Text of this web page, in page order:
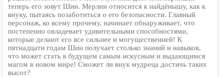
теперь его зовут Шин. Мерлин относится к найдёнышу, как к
внуку, пытаясь позаботиться о его безопасности. Главный
персонаж, ко всему прочему, начинает обнаруживает, что
постепенно овладевает удивительными способностями,
которые делают его все сильнее и могущественней! К
пятнадцати годам Шин получает столько знаний и навыков,
что может стать в будущем самым искусным и выдающимся
магом в новом мире! Сможет ли внук мудреца достичь таких
высот?